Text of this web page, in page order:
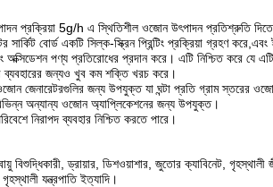
প্রক্রিয়া 5g/h এ স্থিতিশীল ওজোন উৎপাদন প্রতিশ্রুতি
সার্কিট বোর্ড একটি সিল্ক-স্ক্রিন প্রিন্টিং প্রক্রিয়া গ্রহণ
পণ্য প্রতিরোধের প্রদান করে। এটি নিশ্চিত করে যে
ব্যবহারের জন্যও খুব কম শক্তি খরচ করে।
জেনারেটরগুলির জন্য উপযুক্ত যা ঘন্টা প্রতি গ্রাম স্তরের
অন্যান্য ওজোন অ্যাপ্লিকেশনের জন্য উপযুক্ত।
নিরাপদ ব্যবহার নিশ্চিত করতে পারে।
বিশুদ্ধিকারী, ড্রায়ার, ডিশওয়াশার, জুতোর ক্যাবিনেট, গৃহস্থালী
যন্ত্রপাতি ইত্যাদি।